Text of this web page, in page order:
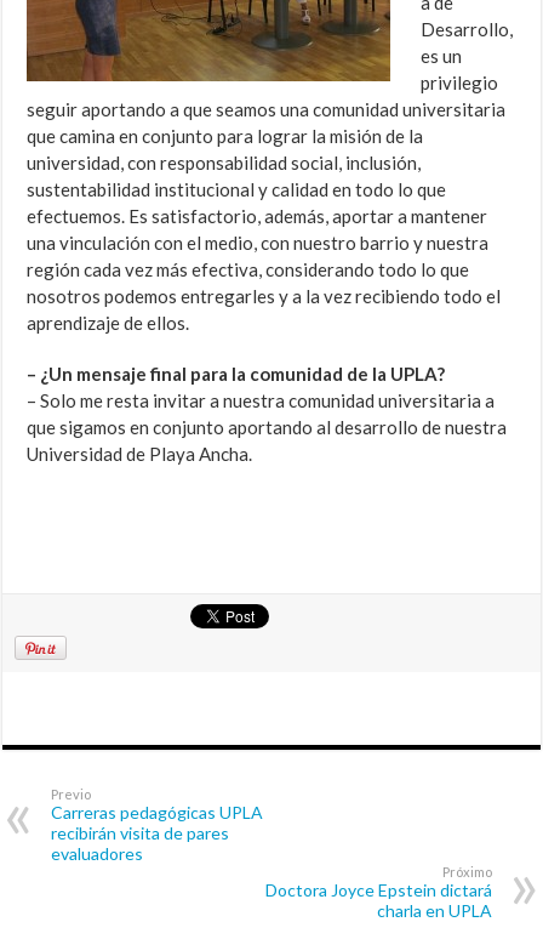
Desarrollo,
es un
privilegio
seguir aportando a que seamos una comunidad universitaria
que camina en conjunto para lograr la misión de la
universidad, con responsabilidad social, inclusión,
sustentabilidad institucional y calidad en todo lo que
efectuemos. Es satisfactorio, además, aportar a mantener
una vinculación con el medio, con nuestro barrio y nuestra
región cada vez más efectiva, considerando todo lo que
nosotros podemos entregarles y a la vez recibiendo todo el
aprendizaje de ellos.
– ¿Un mensaje final para la comunidad de la UPLA?
– Solo me resta invitar a nuestra comunidad universitaria a
que sigamos en conjunto aportando al desarrollo de nuestra
Universidad de Playa Ancha.
Previo
Carreras pedagógicas UPLA
recibirán visita de pares
evaluadores
Próximo
Doctora Joyce Epstein dictará
charla en UPLA